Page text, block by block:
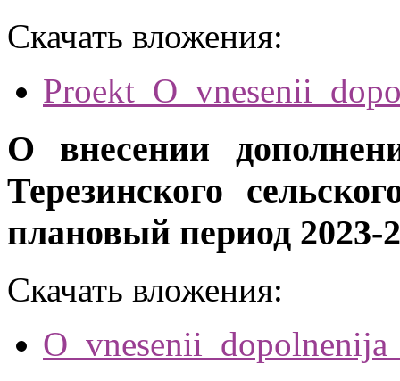
Скачать вложения:
О внесении
Терезинского
плановый период 2023-
Скачать вложения: